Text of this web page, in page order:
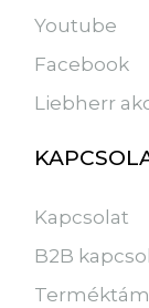
Youtube
Facebook
Liebherr
Kapcsolat
B2B